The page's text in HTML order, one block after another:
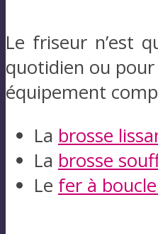
Le friseur n’est
quotidien ou
équipement
La brosse
La brosse
Le fer à